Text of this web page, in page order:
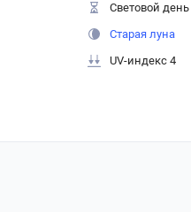
Световой
Старая луна
UV-индекс 4